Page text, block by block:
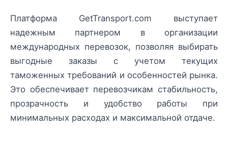
Платформа GetTransport.com выступает
надежным партнером в организации
международных перевозок, позволяя выбирать
выгодные заказы с учетом текущих
таможенных требований и особенностей рынка.
Это обеспечивает перевозчикам стабильность,
прозрачность и удобство работы при
минимальных расходах и максимальной отдаче.